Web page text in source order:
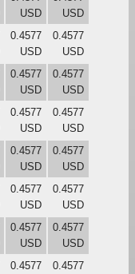
USD
USD
0.4577
USD
0.4577
USD
0.4577
USD
0.4577
USD
0.4577
USD
0.4577
USD
0.4577
USD
0.4577
USD
0.4577
USD
0.4577
USD
0.4577
USD
0.4577
USD
0.4577
0.4577